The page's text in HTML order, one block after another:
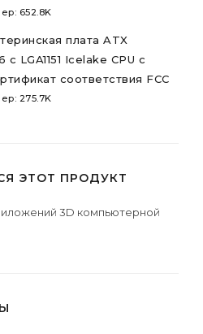
652.8K
плата ATX
LGA1151 Icelake CPU с
соответствия FCC
275.7K
ЭТОТ ПРОДУКТ
3D компьютерной